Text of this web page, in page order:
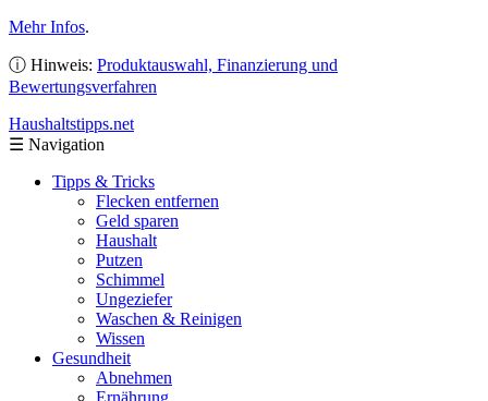
Mehr Infos.
ⓘ Hinweis: Produktauswahl, Finanzierung und
Bewertungsverfahren
Haushaltstipps.net
☰ Navigation
Tipps & Tricks
Flecken entfernen
Geld sparen
Haushalt
Putzen
Schimmel
Ungeziefer
Waschen & Reinigen
Wissen
Gesundheit
Abnehmen
Ernährung